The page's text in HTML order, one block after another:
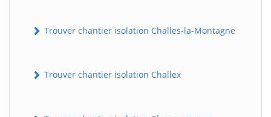
Trouver chantier isolation Challes-la-Montagne
Trouver chantier isolation Challex